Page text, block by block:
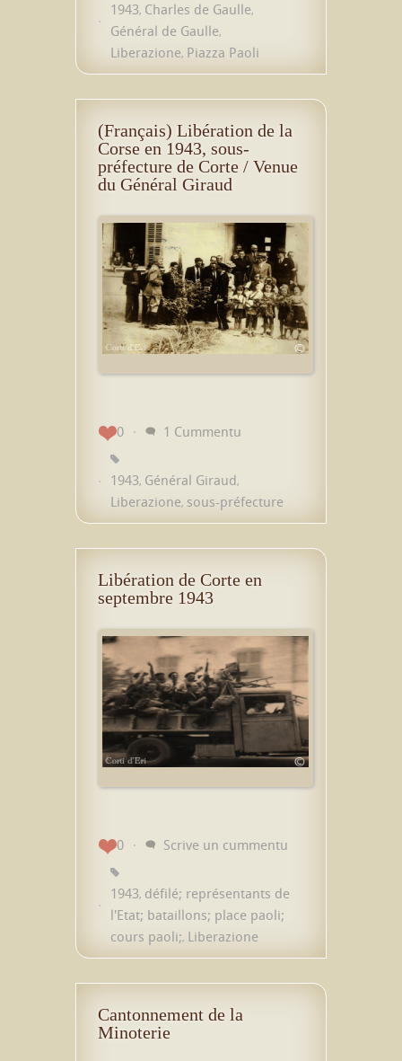
1943, Charles de Gaulle,
Général de Gaulle,
Liberazione, Piazza Paoli
(Français) Libération de la
Corse en 1943, sous-
préfecture de Corte / Venue
du Général Giraud
0 1 Cummentu
1943, Général Giraud,
Liberazione, sous-préfecture
Libération de Corte en
septembre 1943
0 Scrive un cummentu
1943, défilé; représentants de
l'Etat; bataillons; place paoli;
cours paoli;, Liberazione
Cantonnement de la
Minoterie